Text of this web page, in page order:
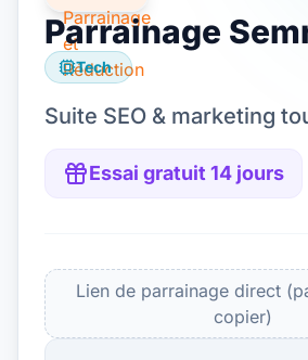
Parrainage
Tech
Suite SEO & marketing
Essai gratuit 14 jours
Lien de parrainage direct
copier)